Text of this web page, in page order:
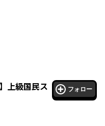
】 上級国民ス
フォロー